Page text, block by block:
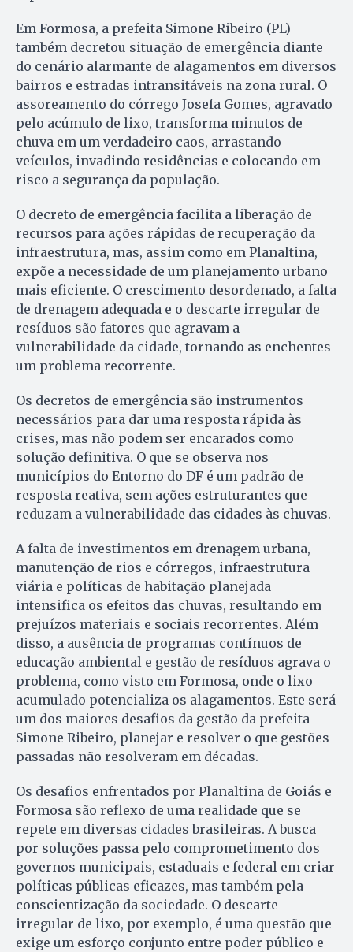
Em Formosa, a prefeita Simone Ribeiro (PL)
também decretou situação de emergência diante
do cenário alarmante de alagamentos em diversos
bairros e estradas intransitáveis na zona rural. O
assoreamento do córrego Josefa Gomes, agravado
pelo acúmulo de lixo, transforma minutos de
chuva em um verdadeiro caos, arrastando
veículos, invadindo residências e colocando em
risco a segurança da população.
O decreto de emergência facilita a liberação de
recursos para ações rápidas de recuperação da
infraestrutura, mas, assim como em Planaltina,
expõe a necessidade de um planejamento urbano
mais eficiente. O crescimento desordenado, a falta
de drenagem adequada e o descarte irregular de
resíduos são fatores que agravam a
vulnerabilidade da cidade, tornando as enchentes
um problema recorrente.
Os decretos de emergência são instrumentos
necessários para dar uma resposta rápida às
crises, mas não podem ser encarados como
solução definitiva. O que se observa nos
municípios do Entorno do DF é um padrão de
resposta reativa, sem ações estruturantes que
reduzam a vulnerabilidade das cidades às chuvas.
A falta de investimentos em drenagem urbana,
manutenção de rios e córregos, infraestrutura
viária e políticas de habitação planejada
intensifica os efeitos das chuvas, resultando em
prejuízos materiais e sociais recorrentes. Além
disso, a ausência de programas contínuos de
educação ambiental e gestão de resíduos agrava o
problema, como visto em Formosa, onde o lixo
acumulado potencializa os alagamentos. Este será
um dos maiores desafios da gestão da prefeita
Simone Ribeiro, planejar e resolver o que gestões
passadas não resolveram em décadas.
Os desafios enfrentados por Planaltina de Goiás e
Formosa são reflexo de uma realidade que se
repete em diversas cidades brasileiras. A busca
por soluções passa pelo comprometimento dos
governos municipais, estaduais e federal em criar
políticas públicas eficazes, mas também pela
conscientização da sociedade. O descarte
irregular de lixo, por exemplo, é uma questão que
exige um esforço conjunto entre poder público e